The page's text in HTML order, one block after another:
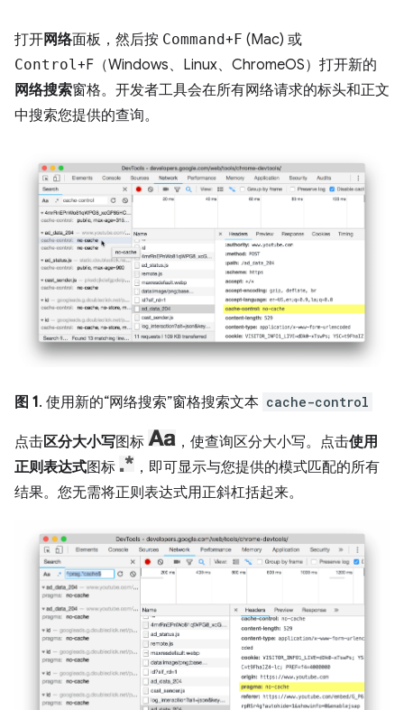
打开网络面板，然后按 Command+F (Mac) 或
Control+F（Windows、Linux、ChromeOS）打开新的
网络搜索窗格。开发者工具会在所有网络请求的标头和正文
中搜索您提供的查询。
图 1. 使用新的“网络搜索”窗格搜索文本 cache-control
点击区分大小写图标 ，使查询区分大小写。点击使用
正则表达式图标
，即可显示与您提供的模式匹配的所有
结果。您无需将正则表达式用正斜杠括起来。